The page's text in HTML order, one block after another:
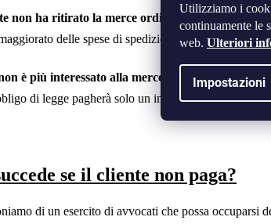
Utilizziamo i
continuamente le
web. Ulteriori
Impostazioni
non ha ritirato la merce ordinata ma è ancora
delle spese di spedizione.
è più interessato alla merce
- invieremo al
di legge pagherà solo un importo minimo per la
se il cliente non paga?
di un esercito di avvocati che possa occuparsi